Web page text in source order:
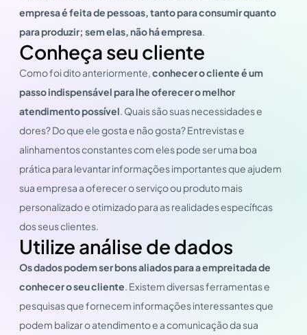
empresa é feita de pessoas, tanto para consumir quanto
para produzir; sem elas, não há empresa.
Conheça seu cliente
Como foi dito anteriormente,conhecer o cliente é um
passo indispensável para lhe oferecer o melhor
atendimento possível. Quais são suas necessidades e
dores? Do que ele gosta e não gosta? Entrevistas e
alinhamentos constantes com eles pode ser uma boa
prática para levantar informações importantes que ajudem
sua empresa a oferecer o serviço ou produto mais
personalizado e otimizado para as realidades específicas
dos seus clientes.
Utilize análise de dados
Os dados podem ser bons aliados para a empreitada de
conhecer o seu cliente. Existem diversas ferramentas e
pesquisas que fornecem informações interessantes que
podem balizar o atendimento e a comunicação da sua